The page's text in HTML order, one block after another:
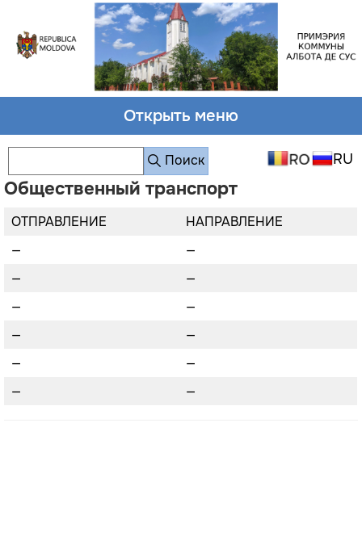
Открыть меню
Поиск
Общественный транспорт
ОТПРАВЛЕНИЕ
НАПРАВЛЕНИЕ
—
—
—
—
—
—
—
—
—
—
—
—